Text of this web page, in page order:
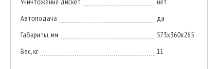
Автоподача
да
Габариты, мм
573x360x265
Вес, кг
11